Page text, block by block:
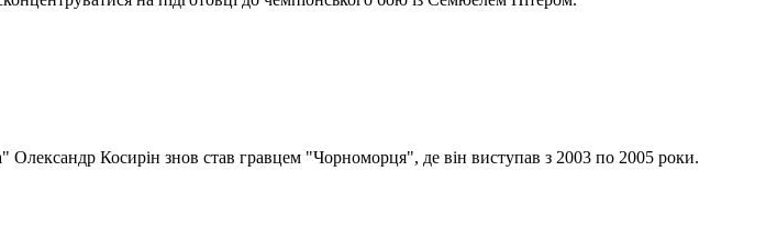
Косирін знов став гравцем "Чорноморця", де він виступав з 2003 по 2005 роки.